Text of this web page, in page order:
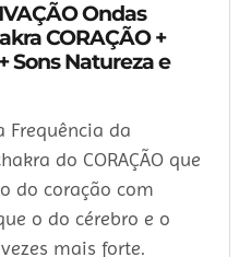
Ondas
CORAÇÃO +
Sons Natureza e
Frequência da
do CORAÇÃO que
do coração com
o do cérebro e o
mais forte.